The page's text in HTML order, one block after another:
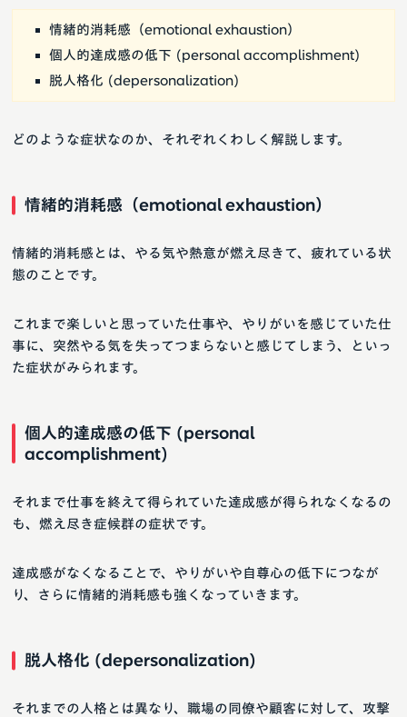
情緒的消耗感（emotional exhaustion）
個人的達成感の低下 (personal accomplishment)
脱人格化 (depersonalization)
どのような症状なのか、それぞれくわしく解説します。
情緒的消耗感（emotional exhaustion）
情緒的消耗感とは、やる気や熱意が燃え尽きて、疲れている状
態のことです。
これまで楽しいと思っていた仕事や、やりがいを感じていた仕
事に、突然やる気を失ってつまらないと感じてしまう、といっ
た症状がみられます。
個人的達成感の低下 (personal
accomplishment)
それまで仕事を終えて得られていた達成感が得られなくなるの
も、燃え尽き症候群の症状です。
達成感がなくなることで、やりがいや自尊心の低下につなが
り、さらに情緒的消耗感も強くなっていきます。
脱人格化 (depersonalization)
それまでの人格とは異なり、職場の同僚や顧客に対して、攻撃